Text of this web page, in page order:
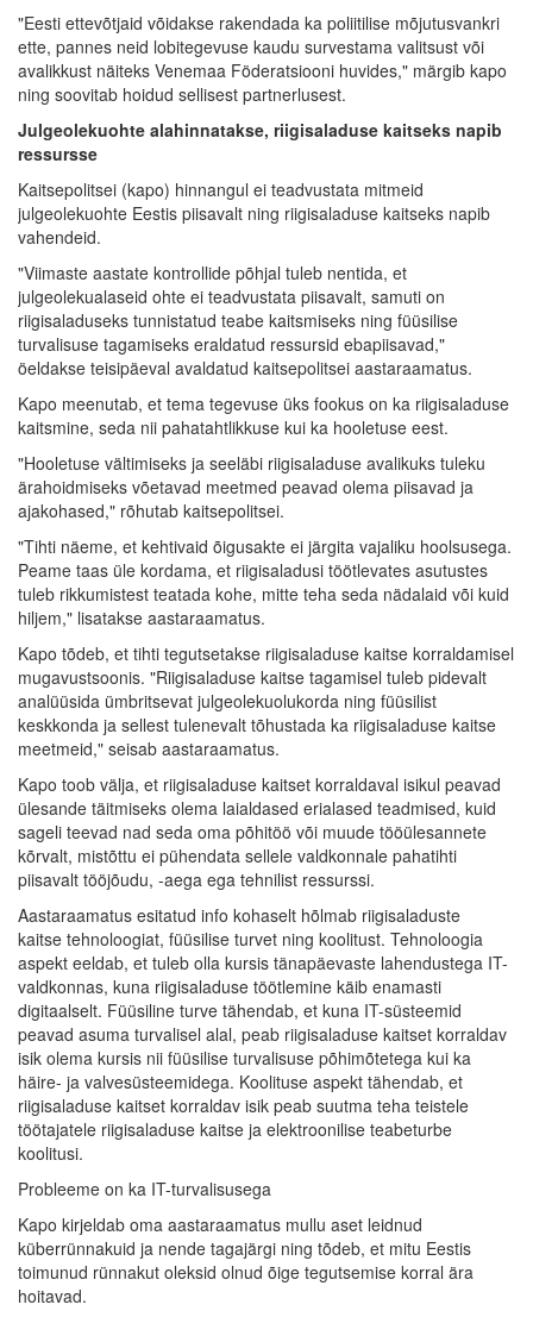
"Eesti ettevõtjaid võidakse rakendada ka poliitilise mõjutusvankri
ette, pannes neid lobitegevuse kaudu survestama valitsust või
avalikkust näiteks Venemaa Föderatsiooni huvides," märgib kapo
ning soovitab hoidud sellisest partnerlusest.
Julgeolekuohte alahinnatakse, riigisaladuse kaitseks napib
ressursse
Kaitsepolitsei (kapo) hinnangul ei teadvustata mitmeid
julgeolekuohte Eestis piisavalt ning riigisaladuse kaitseks napib
vahendeid.
"Viimaste aastate kontrollide põhjal tuleb nentida, et
julgeolekualaseid ohte ei teadvustata piisavalt, samuti on
riigisaladuseks tunnistatud teabe kaitsmiseks ning füüsilise
turvalisuse tagamiseks eraldatud ressursid ebapiisavad,"
öeldakse teisipäeval avaldatud kaitsepolitsei aastaraamatus.
Kapo meenutab, et tema tegevuse üks fookus on ka riigisaladuse
kaitsmine, seda nii pahatahtlikkuse kui ka hooletuse eest.
"Hooletuse vältimiseks ja seeläbi riigisaladuse avalikuks tuleku
ärahoidmiseks võetavad meetmed peavad olema piisavad ja
ajakohased," rõhutab kaitsepolitsei.
"Tihti näeme, et kehtivaid õigusakte ei järgita vajaliku hoolsusega.
Peame taas üle kordama, et riigisaladusi töötlevates asutustes
tuleb rikkumistest teatada kohe, mitte teha seda nädalaid või kuid
hiljem," lisatakse aastaraamatus.
Kapo tõdeb, et tihti tegutsetakse riigisaladuse kaitse korraldamisel
mugavustsoonis. "Riigisaladuse kaitse tagamisel tuleb pidevalt
analüüsida ümbritsevat julgeolekuolukorda ning füüsilist
keskkonda ja sellest tulenevalt tõhustada ka riigisaladuse kaitse
meetmeid," seisab aastaraamatus.
Kapo toob välja, et riigisaladuse kaitset korraldaval isikul peavad
ülesande täitmiseks olema laialdased erialased teadmised, kuid
sageli teevad nad seda oma põhitöö või muude tööülesannete
kõrvalt, mistõttu ei pühendata sellele valdkonnale pahatihti
piisavalt tööjõudu, -aega ega tehnilist ressurssi.
Aastaraamatus esitatud info kohaselt hõlmab riigisaladuste
kaitse tehnoloogiat, füüsilise turvet ning koolitust. Tehnoloogia
aspekt eeldab, et tuleb olla kursis tänapäevaste lahendustega IT-
valdkonnas, kuna riigisaladuse töötlemine käib enamasti
digitaalselt. Füüsiline turve tähendab, et kuna IT-süsteemid
peavad asuma turvalisel alal, peab riigisaladuse kaitset korraldav
isik olema kursis nii füüsilise turvalisuse põhimõtetega kui ka
häire- ja valvesüsteemidega. Koolituse aspekt tähendab, et
riigisaladuse kaitset korraldav isik peab suutma teha teistele
töötajatele riigisaladuse kaitse ja elektroonilise teabeturbe
koolitusi.
Probleeme on ka IT-turvalisusega
Kapo kirjeldab oma aastaraamatus mullu aset leidnud
küberrünnakuid ja nende tagajärgi ning tõdeb, et mitu Eestis
toimunud rünnakut oleksid olnud õige tegutsemise korral ära
hoitavad.